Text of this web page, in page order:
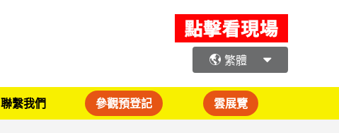
繁體
聯繫我們 參觀預登記 雲展覽